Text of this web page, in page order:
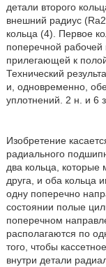
детали второго
внешний радиус
кольца (4). Первое
поперечной рабочей
прилегающей к
Технический
и, одновременно,
уплотнений. 2 н. и 6
Изобретение
радиального
два кольца, которые
друга, и оба кольца
одну поперечно
состоянии полые
поперечном
располагаются по
того, чтобы
внутри детали